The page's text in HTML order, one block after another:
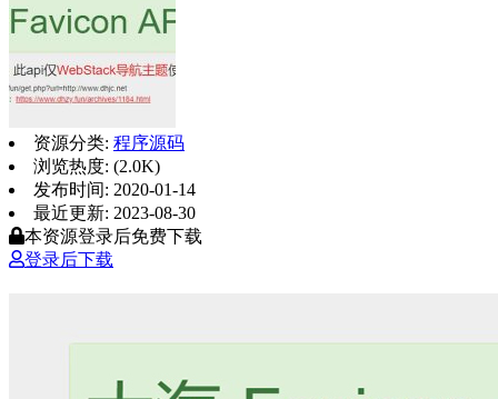
资源分类: 程序源码
浏览热度: (2.0K)
发布时间: 2020-01-14
最近更新: 2023-08-30
本资源登录后免费下载
登录后下载